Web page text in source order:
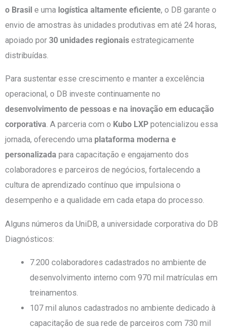
o Brasil e uma logística altamente eficiente, o DB garante o
envio de amostras às unidades produtivas em até 24 horas,
apoiado por 30 unidades regionais estrategicamente
distribuídas.
Para sustentar esse crescimento e manter a excelência
operacional, o DB investe continuamente no
desenvolvimento de pessoas e na inovação em educação
corporativa. A parceria com o Kubo LXP potencializou essa
jornada, oferecendo uma plataforma moderna e
personalizada para capacitação e engajamento dos
colaboradores e parceiros de negócios, fortalecendo a
cultura de aprendizado contínuo que impulsiona o
desempenho e a qualidade em cada etapa do processo.
Alguns números da UniDB, a universidade corporativa do DB
Diagnósticos:
7.200 colaboradores cadastrados no ambiente de
desenvolvimento interno com 970 mil matrículas em
treinamentos.
107 mil alunos cadastrados no ambiente dedicado à
capacitação de sua rede de parceiros com 730 mil